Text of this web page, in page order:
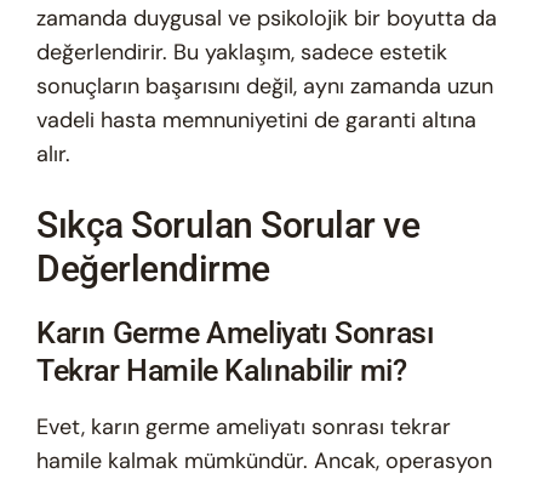
zamanda duygusal ve psikolojik bir boyutta da
değerlendirir. Bu yaklaşım, sadece estetik
sonuçların başarısını değil, aynı zamanda uzun
vadeli hasta memnuniyetini de garanti altına
alır.
Sıkça Sorulan Sorular ve
Değerlendirme
Karın Germe Ameliyatı Sonrası
Tekrar Hamile Kalınabilir mi?
Evet, karın germe ameliyatı sonrası tekrar
hamile kalmak mümkündür. Ancak, operasyon